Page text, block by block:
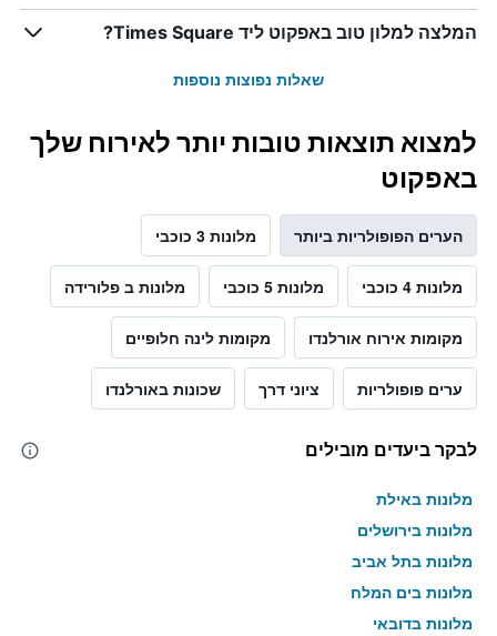
המלצה למלון טוב באפקוט ליד Times Square?
שאלות נפוצות נוספות
למצוא תוצאות טובות יותר לאירוח שלך
באפקוט
הערים הפופולריות ביותר מלונות 3 כוכבי
מלונות 4 כוכבי מלונות 5 כוכבי מלונות ב פלורידה
מקומות אירוח אורלנדו מקומות לינה חלופיים
ערים פופולריות ציוני דרך שכונות באורלנדו
לבקר ביעדים מובילים
מלונות באילת
מלונות בירושלים
מלונות בתל אביב
מלונות בים המלח
מלונות בדובאי